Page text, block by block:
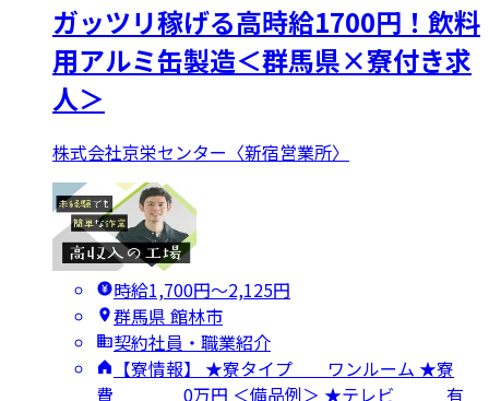
ガッツリ稼げる高時給1700円！飲料
用アルミ缶製造＜群馬県×寮付き求
人＞
株式会社京栄センター〈新宿営業所〉
時給1,700円〜2,125円
群馬県 館林市
契約社員・職業紹介
【寮情報】 ★寮タイプ ワンルーム ★寮
費 0万円 ＜備品例＞ ★テレビ 有